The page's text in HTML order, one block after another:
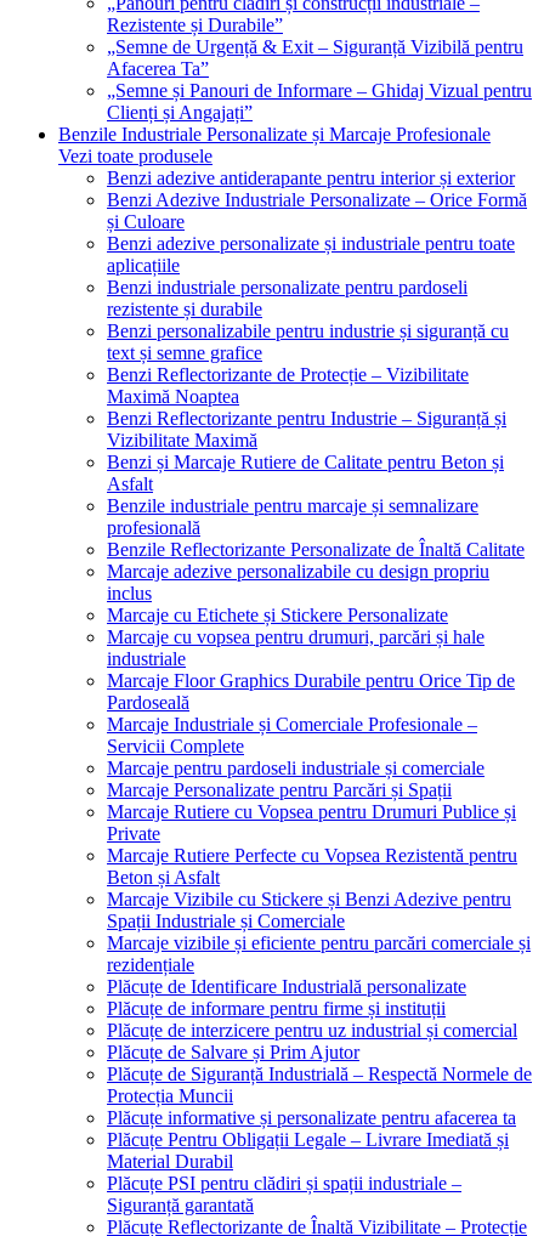
Rezistente și Durabile”
„Semne de Urgență & Exit – Siguranță Vizibilă pentru
Afacerea Ta”
„Semne și Panouri de Informare – Ghidaj Vizual pentru
Clienți și Angajați”
Benzile Industriale Personalizate și Marcaje Profesionale
Vezi toate produsele
Benzi adezive antiderapante pentru interior și exterior
Benzi Adezive Industriale Personalizate – Orice Formă
și Culoare
Benzi adezive personalizate și industriale pentru toate
aplicațiile
Benzi industriale personalizate pentru pardoseli
rezistente și durabile
Benzi personalizabile pentru industrie și siguranță cu
text și semne grafice
Benzi Reflectorizante de Protecție – Vizibilitate
Maximă Noaptea
Benzi Reflectorizante pentru Industrie – Siguranță și
Vizibilitate Maximă
Benzi și Marcaje Rutiere de Calitate pentru Beton și
Asfalt
Benzile industriale pentru marcaje și semnalizare
profesională
Benzile Reflectorizante Personalizate de Înaltă Calitate
Marcaje adezive personalizabile cu design propriu
inclus
Marcaje cu Etichete și Stickere Personalizate
Marcaje cu vopsea pentru drumuri, parcări și hale
industriale
Marcaje Floor Graphics Durabile pentru Orice Tip de
Pardoseală
Marcaje Industriale și Comerciale Profesionale –
Servicii Complete
Marcaje pentru pardoseli industriale și comerciale
Marcaje Personalizate pentru Parcări și Spații
Marcaje Rutiere cu Vopsea pentru Drumuri Publice și
Private
Marcaje Rutiere Perfecte cu Vopsea Rezistentă pentru
Beton și Asfalt
Marcaje Vizibile cu Stickere și Benzi Adezive pentru
Spații Industriale și Comerciale
Marcaje vizibile și eficiente pentru parcări comerciale și
rezidențiale
Plăcuțe de Identificare Industrială personalizate
Plăcuțe de informare pentru firme și instituții
Plăcuțe de interzicere pentru uz industrial și comercial
Plăcuțe de Salvare și Prim Ajutor
Plăcuțe de Siguranță Industrială – Respectă Normele de
Protecția Muncii
Plăcuțe informative și personalizate pentru afacerea ta
Plăcuțe Pentru Obligații Legale – Livrare Imediată și
Material Durabil
Plăcuțe PSI pentru clădiri și spații industriale –
Siguranță garantată
Plăcuțe Reflectorizante de Înaltă Vizibilitate – Protecție